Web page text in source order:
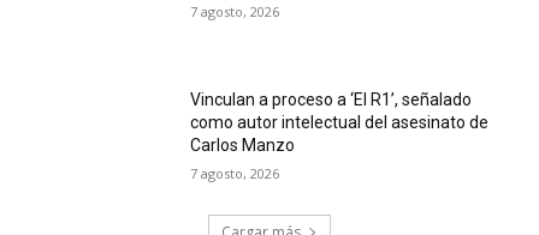
7 agosto, 2026
Vinculan a proceso a ‘El R1’, señalado
como autor intelectual del asesinato de
Carlos Manzo
7 agosto, 2026